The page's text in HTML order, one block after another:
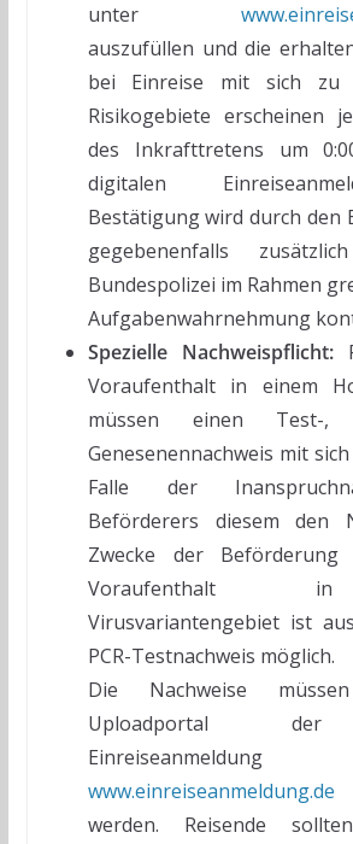
unter
auszufüllen und die
bei Einreise mit sich zu
Risikogebiete erscheinen
des Inkrafttretens um
digitalen
Bestätigung wird durch den
gegebenenfalls
Bundespolizei im Rahmen
Aufgabenwahrnehmung
Spezielle Nachweispflicht:
Voraufenthalt in einem
müssen einen Test-
Genesenennachweis mit
Falle der
Beförderers diesem den
Zwecke der Beförderung
Voraufenthalt
Virusvariantengebiet ist
PCR-Testnachweis möglich.
Die Nachweise
Uploadportal der
www.einreiseanmeldung.de
werden. Reisende